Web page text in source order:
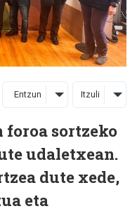
Entzun Itzuli
foroa sortzeko
udaletxean.
dute xede,
eta